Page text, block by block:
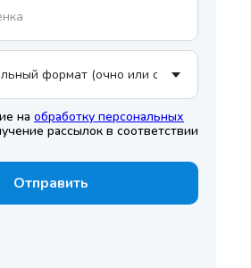
на обработку персональных
рассылок в соответствии
Отправить